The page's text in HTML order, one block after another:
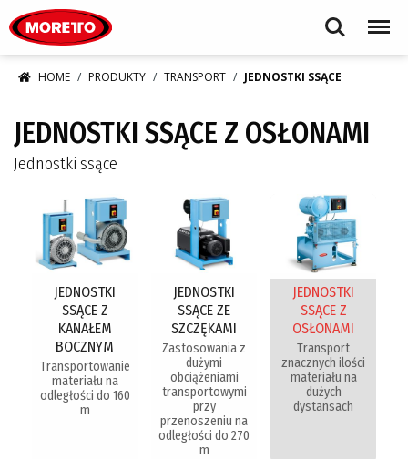
Search Menu
HOME PRODUKTY TRANSPORT JEDNOSTKI SSĄCE
JEDNOSTKI SSĄCE Z OSŁONAMI
Jednostki ssące
JEDNOSTKI
SSĄCE Z
KANAŁEM
BOCZNYM
Transportowanie
materiału na
odległości do 160
m
JEDNOSTKI
SSĄCE ZE
SZCZĘKAMI
Zastosowania z
dużymi
obciążeniami
transportowymi
przy
przenoszeniu na
odległości do 270
m
JEDNOSTKI
SSĄCE Z
OSŁONAMI
Transport
znacznych ilości
materiału na
dużych
dystansach